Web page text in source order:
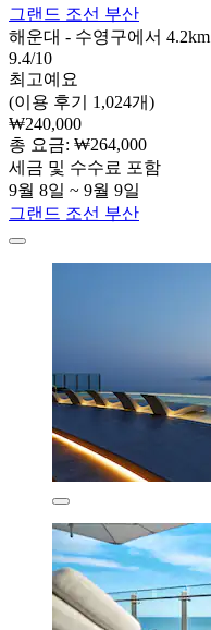
그랜드 조선 부산
해운대 - 수영구에서 4.2km
9.4/10
최고예요
(이용 후기 1,024개)
₩240,000
총 요금: ₩264,000
세금 및 수수료 포함
9월 8일 ~ 9월 9일
그랜드 조선 부산